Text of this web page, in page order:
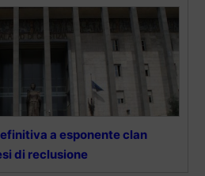
a esponente clan
di reclusione